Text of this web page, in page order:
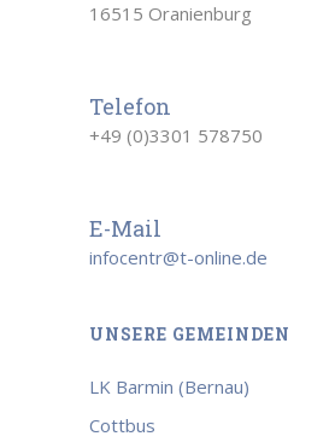
16515 Oranienburg
Telefon
+49 (0)3301 578750
E-Mail
infocentr@t-online.de
UNSERE GEMEINDEN
LK Barmin (Bernau)
Cottbus